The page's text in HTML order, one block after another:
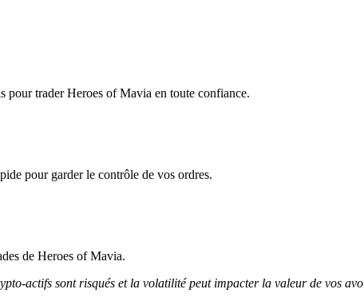
pour trader Heroes of Mavia en toute confiance.
pour garder le contrôle de vos ordres.
de Heroes of Mavia.
actifs sont risqués et la volatilité peut impacter la valeur de vos